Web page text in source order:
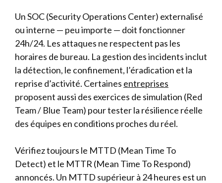
Un SOC (Security Operations Center) externalisé
ou interne — peu importe — doit fonctionner
24h/24. Les attaques ne respectent pas les
horaires de bureau. La gestion des incidents inclut
la détection, le confinement, l’éradication et la
reprise d’activité. Certaines entreprises
proposent aussi des exercices de simulation (Red
Team / Blue Team) pour tester la résilience réelle
des équipes en conditions proches du réel.
Vérifiez toujours le MTTD (Mean Time To
Detect) et le MTTR (Mean Time To Respond)
annoncés. Un MTTD supérieur à 24 heures est un